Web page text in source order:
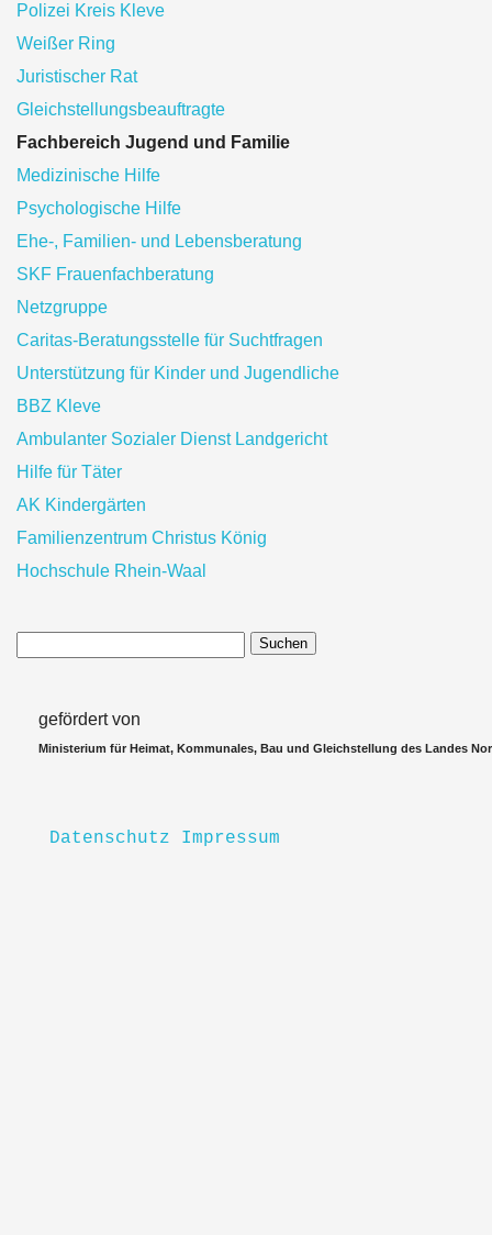
Polizei Kreis Kleve
Weißer Ring
Juristischer Rat
Gleichstellungsbeauftragte
Fachbereich Jugend und Familie
Medizinische Hilfe
Psychologische Hilfe
Ehe-, Familien- und Lebensberatung
SKF Frauenfachberatung
Netzgruppe
Caritas-Beratungsstelle für Suchtfragen
Unterstützung für Kinder und Jugendliche
BBZ Kleve
Ambulanter Sozialer Dienst Landgericht
Hilfe für Täter
AK Kindergärten
Familienzentrum Christus König
Hochschule Rhein-Waal
Suchen
gefördert von
Ministerium für Heimat, Kommunales, Bau und Gleichstellung des Landes
Datenschutz Impressum